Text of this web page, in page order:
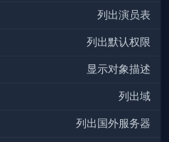
列出演员表
列出默认权限
显示对象描述
列出域
列出国外服务器